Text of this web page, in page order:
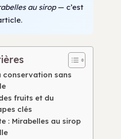
au sirop— c’est
conservation sans
fruits et du
clés
: Mirabelles au sirop